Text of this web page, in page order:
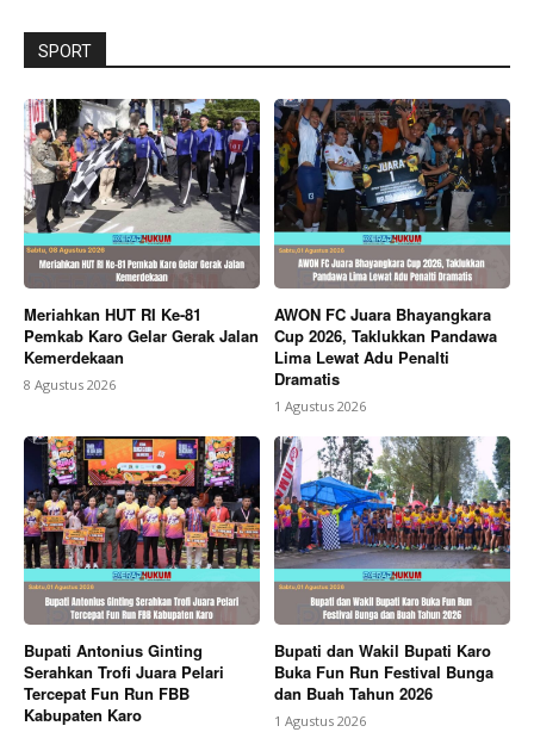
SPORT
Meriahkan HUT RI Ke-81
Pemkab Karo Gelar Gerak Jalan
Kemerdekaan
8 Agustus 2026
AWON FC Juara Bhayangkara
Cup 2026, Taklukkan Pandawa
Lima Lewat Adu Penalti
Dramatis
1 Agustus 2026
Bupati Antonius Ginting
Serahkan Trofi Juara Pelari
Tercepat Fun Run FBB
Kabupaten Karo
Bupati dan Wakil Bupati Karo
Buka Fun Run Festival Bunga
dan Buah Tahun 2026
1 Agustus 2026